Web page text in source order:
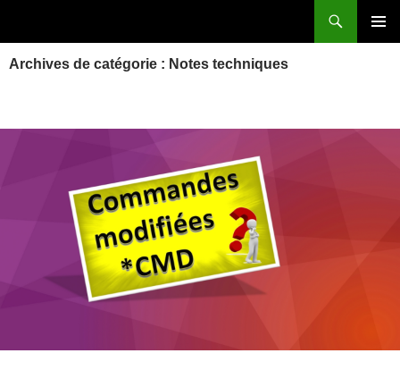
Archives de catégorie : Notes techniques